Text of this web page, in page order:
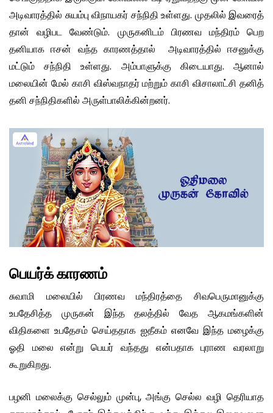
அடிவாரத்தில் சுயம்பு விநாயகர் சந்நிதி உள்ளது. முதலில் இவரைத்
தான் வழிபட வேண்டும். முருகனிடம் பிரணவ மந்திரம் பெற
தனியாக ஈசன் வந்த காரணத்தால் அடிவாரத்தில் ஈசனுக்கு
மட்டும் சந்நிதி உள்ளது. அம்பாளுக்கு கிடையாது. ஆனால்
மலையின் மேல் காசி விஸ்வநாதர் மற்றும் காசி விசாலாட்சி தனித்
தனி சந்நிதிகளில் அருள்பாலிக்கின்றனர்.
பெயர்க் காரணம்
சுவாமி மலையில் பிரணவ மந்திரத்தை சிவபெருமானுக்கு
உபதேசித்த முருகன் இந்த தலத்தில் வேத ஆகமங்களின்
விதிகளை உபதேசம் செய்ததாக ஐதீகம் எனவே இந்த மழைக்கு
ஓதி மலை என்று பெயர் வந்தது என்பதாக புராண வரலாறு
கூறுகிறது.
பழனி மலைக்கு செல்லும் முன்பு, அங்கு செல்ல வழி தெரியாத